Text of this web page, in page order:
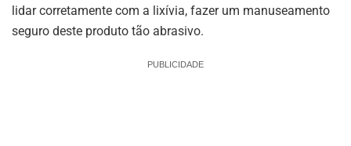
lidar corretamente com a lixívia, fazer um manuseamento
seguro deste produto tão abrasivo.
PUBLICIDADE